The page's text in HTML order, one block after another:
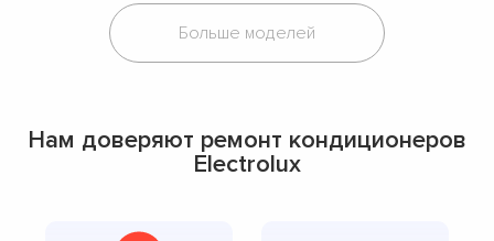
Больше моделей
Нам доверяют ремонт кондиционеров
Electrolux